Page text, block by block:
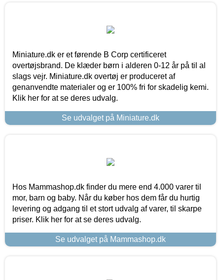
Miniature.dk er et førende B Corp certificeret
overtøjsbrand. De klæder børn i alderen 0-12 år på til al
slags vejr. Miniature.dk overtøj er produceret af
genanvendte materialer og er 100% fri for skadelig kemi.
Klik her for at se deres udvalg.
Se udvalget på Miniature.dk
Hos Mammashop.dk finder du mere end 4.000 varer til
mor, barn og baby. Når du køber hos dem får du hurtig
levering og adgang til et stort udvalg af varer, til skarpe
priser. Klik her for at se deres udvalg.
Se udvalget på Mammashop.dk